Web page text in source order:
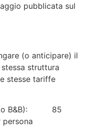
pubblicata sul
(o anticipare) il
struttura
stesse tariffe
B&B): 85